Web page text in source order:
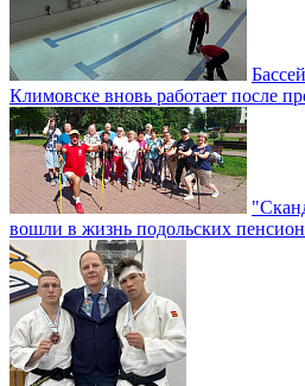
Климовске вновь работает после
вошли в жизнь подольских